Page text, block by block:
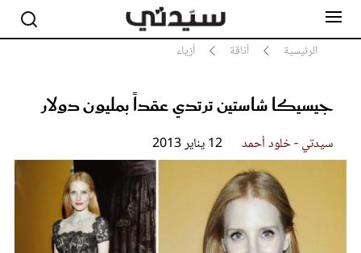
الرئيسية أناقة أزياء
جيسيكا شاستين ترتدي عقداً بمليون دولار
سيدتي - خلود أحمد 12 يناير 2013
مشاهير
جمال
سيدتي وطفلك
لايف ستايل